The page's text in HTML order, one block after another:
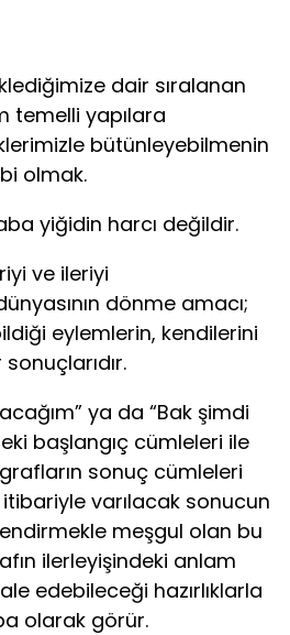
dair sıralanan
temelli yapılara
bütünleyebilmenin
olmak.
yiğidin harcı değildir.
ve ileriyi
dönme amacı;
eylemlerin, kendilerini
ya da “Bak şimdi
başlangıç cümleleri ile
sonuç cümleleri
itibariyle varılacak sonucun
meşgul olan bu
ilerleyişindeki anlam
edebileceği hazırlıklarla
olarak görür.